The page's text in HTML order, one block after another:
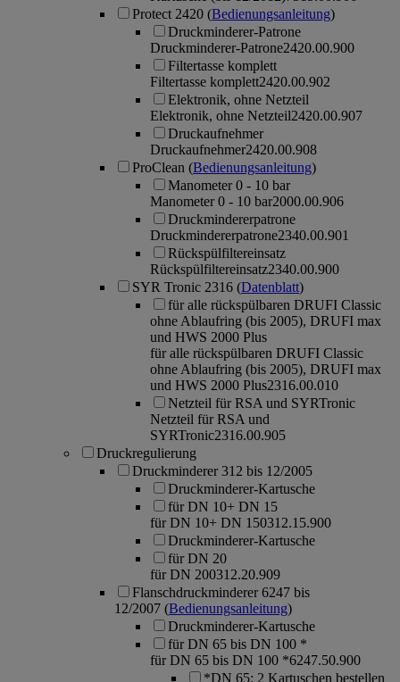
Protect 2420 (Bedienungsanleitung)
Druckminderer-Patrone
Druckminderer-Patrone2420.00.900
Filtertasse komplett
Filtertasse komplett2420.00.902
Elektronik, ohne Netzteil
Elektronik, ohne Netzteil2420.00.907
Druckaufnehmer
Druckaufnehmer2420.00.908
ProClean (Bedienungsanleitung)
Manometer 0 - 10 bar
Manometer 0 - 10 bar2000.00.906
Druckmindererpatrone
Druckmindererpatrone2340.00.901
Rückspülfiltereinsatz
Rückspülfiltereinsatz2340.00.900
SYR Tronic 2316 (Datenblatt)
für alle rückspülbaren DRUFI Classic
ohne Ablaufring (bis 2005), DRUFI max
und HWS 2000 Plus
für alle rückspülbaren DRUFI Classic
ohne Ablaufring (bis 2005), DRUFI max
und HWS 2000 Plus2316.00.010
Netzteil für RSA und SYRTronic
Netzteil für RSA und
SYRTronic2316.00.905
Druckregulierung
Druckminderer 312 bis 12/2005
Druckminderer-Kartusche
für DN 10+ DN 15
für DN 10+ DN 150312.15.900
Druckminderer-Kartusche
für DN 20
für DN 200312.20.909
Flanschdruckminderer 6247 bis
12/2007 (Bedienungsanleitung)
Druckminderer-Kartusche
für DN 65 bis DN 100 *
für DN 65 bis DN 100 *6247.50.900
*DN 65: 2 Kartuschen bestellen